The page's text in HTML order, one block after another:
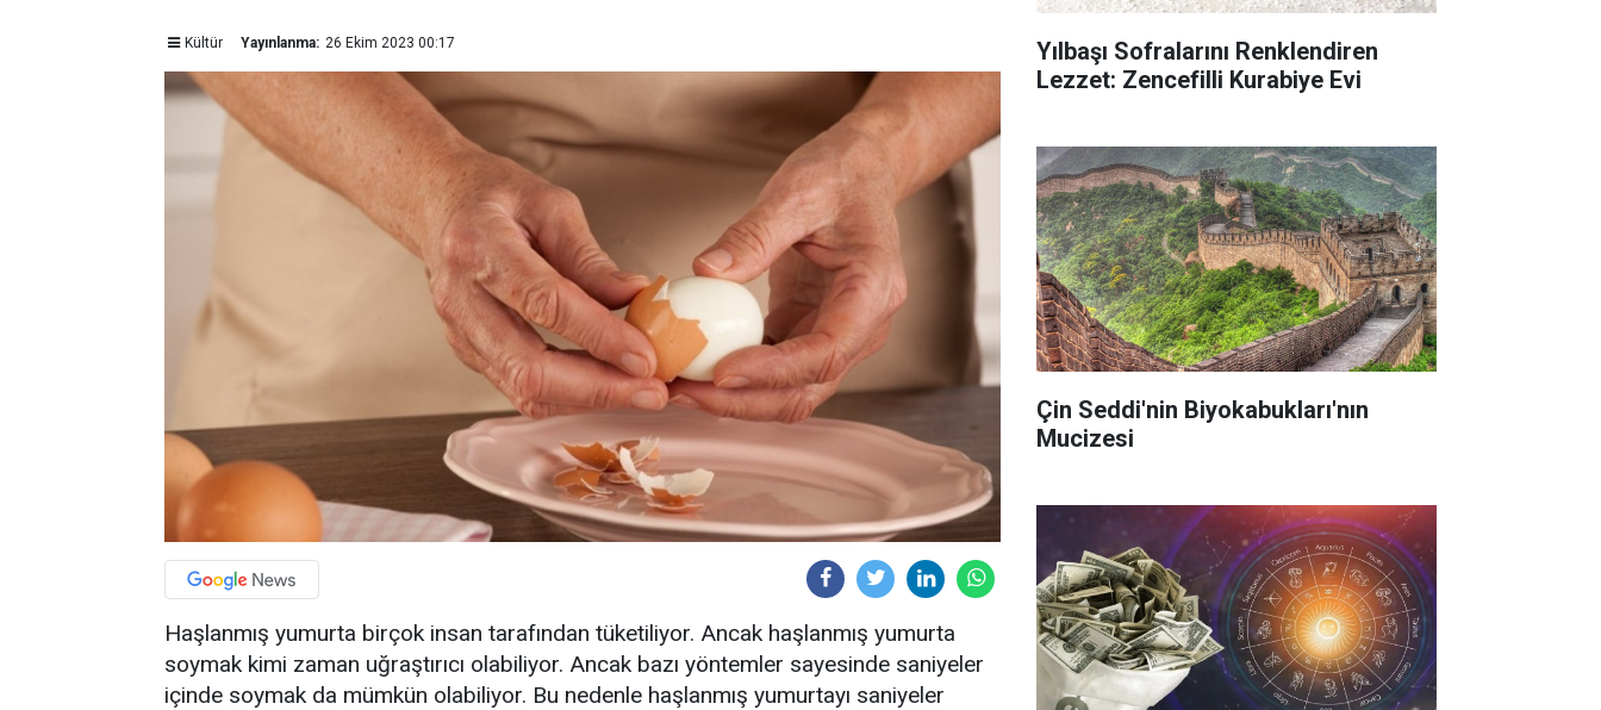
Kültür Yayınlanma: 26 Ekim 2023 00:17
Haşlanmış yumurta birçok insan tarafından tüketiliyor. Ancak haşlanmış yumurta
soymak kimi zaman uğraştırıcı olabiliyor. Ancak bazı yöntemler sayesinde saniyeler
içinde soymak da mümkün olabiliyor. Bu nedenle haşlanmış yumurtayı saniyeler
Yılbaşı Sofralarını Renklendiren
Lezzet: Zencefilli Kurabiye Evi
Çin Seddi'nin Biyokabukları'nın
Mucizesi